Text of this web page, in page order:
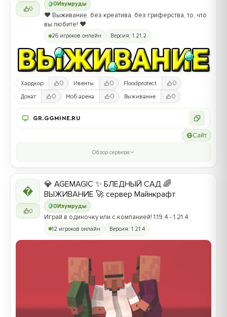
0
0 Изумруды
❤️ Выживание, без креатива, без гриферства, то, что
вы любите! ❤️
26 игроков онлайн Версия: 1.21.2
Хардкор 0 Ивенты 0 Floodprotect 0
Донат 0 Моб арена 0 Выживание 0
GR.GGMINE.RU
Сайт
Обзор сервера

0
0Изумруды
💎 AGEMAGIC ✨ БЛЕДНЫЙ САД 🌈
ВЫЖИВАНИЕ 🚀 сервер Майнкрафт
Играй в одиночку или с компанией! 1.19.4 - 1.21.4
12 игроков онлайн Версия: 1.21.4